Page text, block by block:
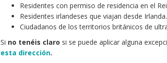
Residentes con permiso de residencia en el
Residentes irlandeses que viajan desde Irlanda.
Ciudadanos de los territorios británicos de
Si no tenéis claro si se puede aplicar alguna
esta dirección.